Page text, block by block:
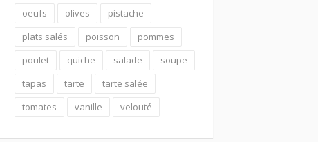
oeufs
olives
pistache
plats salés
poisson
pommes
poulet
quiche salade
soupe
tapas
tarte
tarte salée
tomates
vanille velouté